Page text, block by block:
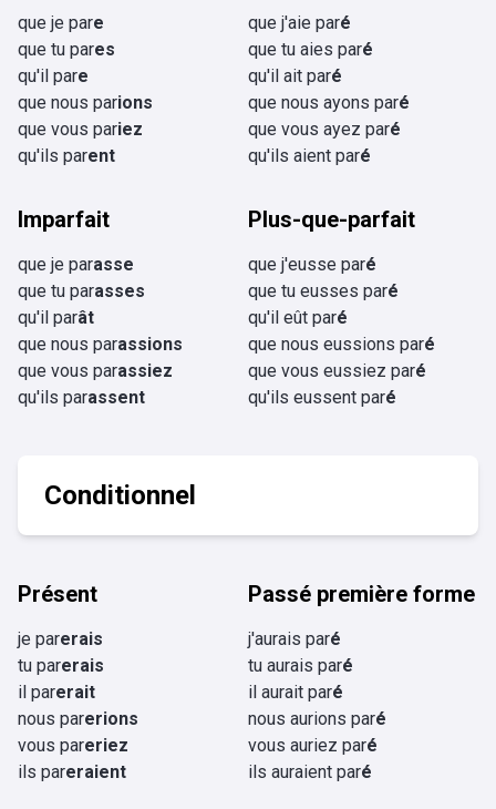
que je pare
que tu pares
qu'il pare
que nous parions
que vous pariez
qu'ils parent
que j'aie paré
que tu aies paré
qu'il ait paré
que nous ayons paré
que vous ayez paré
qu'ils aient paré
Imparfait
que je parasse
que tu parasses
qu'il parât
que nous parassions
que vous parassiez
qu'ils parassent
Plus-que-parfait
que j'eusse paré
que tu eusses paré
qu'il eût paré
que nous eussions paré
que vous eussiez paré
qu'ils eussent paré
Conditionnel
Présent
je parerais
tu parerais
il parerait
nous parerions
vous pareriez
ils pareraient
Passé première forme
j'aurais paré
tu aurais paré
il aurait paré
nous aurions paré
vous auriez paré
ils auraient paré